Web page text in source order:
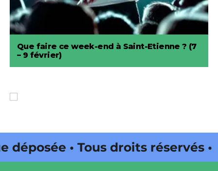
Que faire ce week-end à Saint-Etienne ? (7
– 9 février)
• Tous droits réservés •